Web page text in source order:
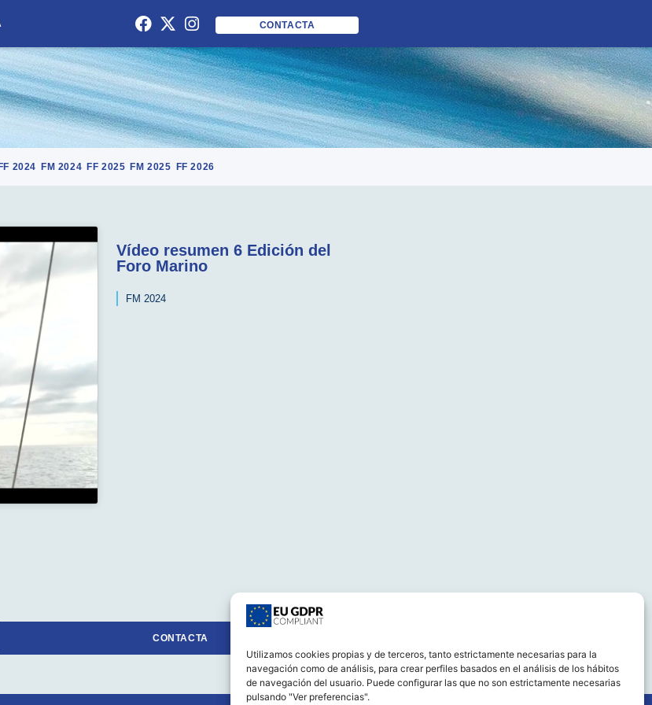
Utilizamos cookies propias y de terceros, tanto estrictamente necesarias para la
navegación como de análisis, para crear perfiles basados en el análisis de los hábitos
de navegación del usuario. Puede configurar las que no son estrictamente necesarias
pulsando "Ver preferencias".
CONTACTA
2024 FM 2024 FF 2025 FM 2025 FF 2026
Vídeo resumen 6 Edición del
Foro Marino
FM 2024
CONTACTA